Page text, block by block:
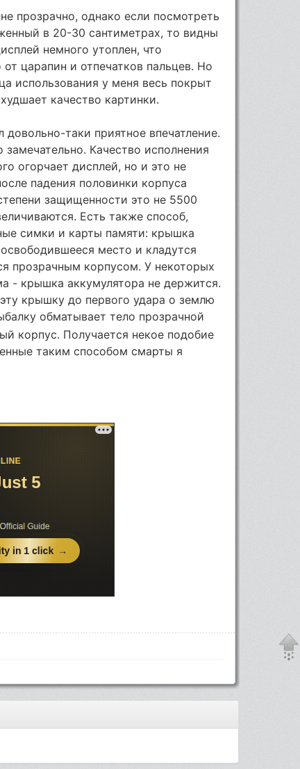
прозрачно, однако если посмотреть
в 20-30 сантиметрах, то видны
немного утоплен, что
царапин и отпечатков пальцев. Но
использования у меня весь покрыт
качество картинки.
таки приятное впечатление.
Качество исполнения
огорчает дисплей, но и это не
падения половинки корпуса
защищенности это не 5500
Есть также способ,
симки и карты памяти: крышка
место и кладутся
прозрачным корпусом. У некоторых
- крышка аккумулятора не держится.
крышку до первого удара о землю
обматывает тело прозрачной
корпус. Получается некое подобие
таким способом смарты я